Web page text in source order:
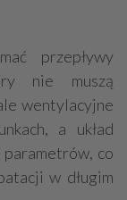
przepływy
nie muszą
wentylacyjne
a układ
parametrów, co
w długim